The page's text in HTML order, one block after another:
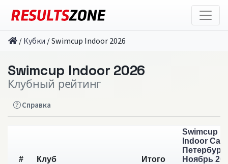
/Кубки /Swimcup Indoor 2026
Swimcup Indoor 2026
Клубный рейтинг
Справка
# Клуб Итого
Swimcup
Indoor
Петербург
Ноябрь